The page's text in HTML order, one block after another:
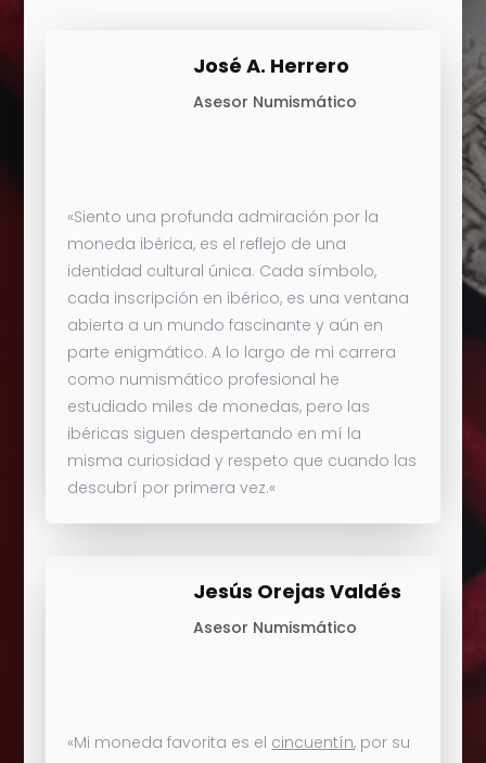
José A. Herrero
Asesor Numismático
«Siento una profunda admiración por la
moneda ibérica, es el reflejo de una
identidad cultural única. Cada símbolo,
cada inscripción en ibérico, es una ventana
abierta a un mundo fascinante y aún en
parte enigmático. A lo largo de mi carrera
como numismático profesional he
estudiado miles de monedas, pero las
ibéricas siguen despertando en mí la
misma curiosidad y respeto que cuando las
descubrí por primera vez.«
Jesús Orejas Valdés
Asesor Numismático
«Mi moneda favorita es el cincuentín, por su